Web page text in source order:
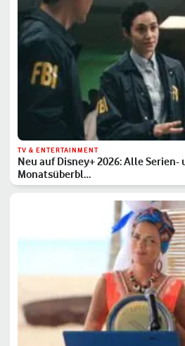
TV & ENTERTAINMENT
Neu auf Disney+ 2026: Alle
Monatsüberbl…